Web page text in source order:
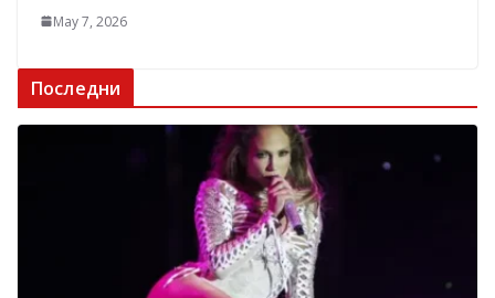
May 7, 2026
Последни